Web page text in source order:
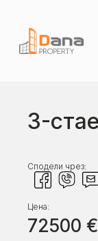
3-
Сподели чрез:
Цена:
72500 €